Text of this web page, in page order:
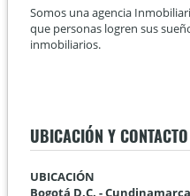
Somos una agencia
que personas logren sus
inmobiliarios.
UBICACIÓN Y CONTACTO
UBICACIÓN
Bogotá D.C. -